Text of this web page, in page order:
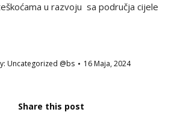
u razvoju sa područja cijele
Uncategorized @bs 16 Maja, 2024
Share this post